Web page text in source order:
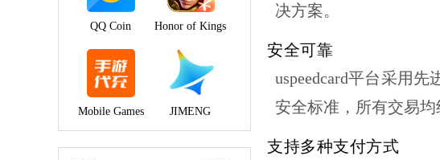
QQ Coin Honor of Kings
Mobile Games JIMENG
决方案。
安全可靠
uspeedcard平台采用先
安全标准，所有交易
支持多种支付方式